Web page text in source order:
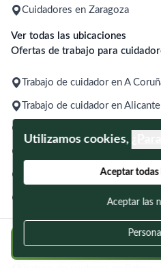
Regístrate y postúlate
Utilizamos cookies,
Aceptar todas
Aceptar las
Cuidadores en Zaragoza
Ver todas las ubicaciones
Ofertas de trabajo para
Trabajo de cuidador en A
Trabajo de cuidador en Alicante
Trabajo de cuidador en
Trabajo de cuidador en Bilbao
Trabajo de cuidador en Gijón
Trabajo de cuidador en Madrid
Trabajo de cuidador en Málaga
Trabajo de cuidador en Murcia